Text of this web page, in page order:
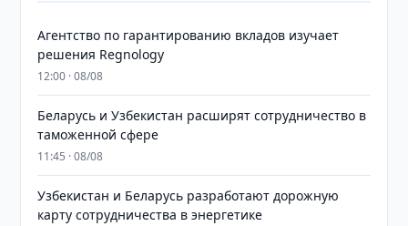
Агентство по гарантированию вкладов изучает
решения Regnology
12:00 · 08/08
Беларусь и Узбекистан расширят сотрудничество в
таможенной сфере
11:45 · 08/08
Узбекистан и Беларусь разработают дорожную
карту сотрудничества в энергетике